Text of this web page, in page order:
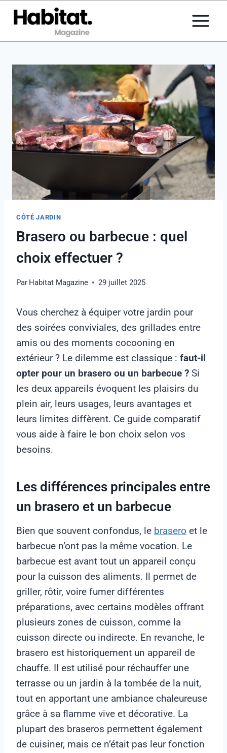
Aller
CÔTÉ JARDIN
Brasero ou barbecue : quel
choix effectuer ?
Par Habitat Magazine 29 juillet 2025
Vous cherchez à équiper votre jardin pour
des soirées conviviales, des grillades entre
amis ou des moments cocooning en
extérieur ? Le dilemme est classique : faut-il
opter pour un brasero ou un barbecue ? Si
les deux appareils évoquent les plaisirs du
plein air, leurs usages, leurs avantages et
leurs limites diffèrent. Ce guide comparatif
vous aide à faire le bon choix selon vos
besoins.
Les différences principales entre
un brasero et un barbecue
Bien que souvent confondus, le brasero et le
barbecue n’ont pas la même vocation. Le
barbecue est avant tout un appareil conçu
pour la cuisson des aliments. Il permet de
griller, rôtir, voire fumer différentes
préparations, avec certains modèles offrant
plusieurs zones de cuisson, comme la
cuisson directe ou indirecte. En revanche, le
brasero est historiquement un appareil de
chauffe. Il est utilisé pour réchauffer une
terrasse ou un jardin à la tombée de la nuit,
tout en apportant une ambiance chaleureuse
grâce à sa flamme vive et décorative. La
plupart des braseros permettent également
de cuisiner, mais ce n’était pas leur fonction